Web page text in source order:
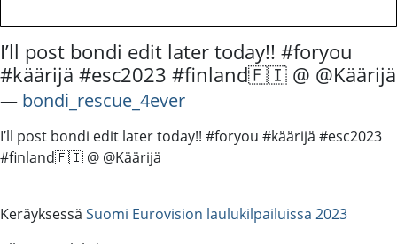
I’ll post bondi edit later today!! #foryou
#käärijä #esc2023 #finland🇫🇮 @ @Käärijä
― bondi_rescue_4ever
I’ll post bondi edit later today!! #foryou #käärijä #esc2023
#finland🇫🇮 @ @Käärijä
Keräyksessä Suomi Eurovision laulukilpailuissa 2023